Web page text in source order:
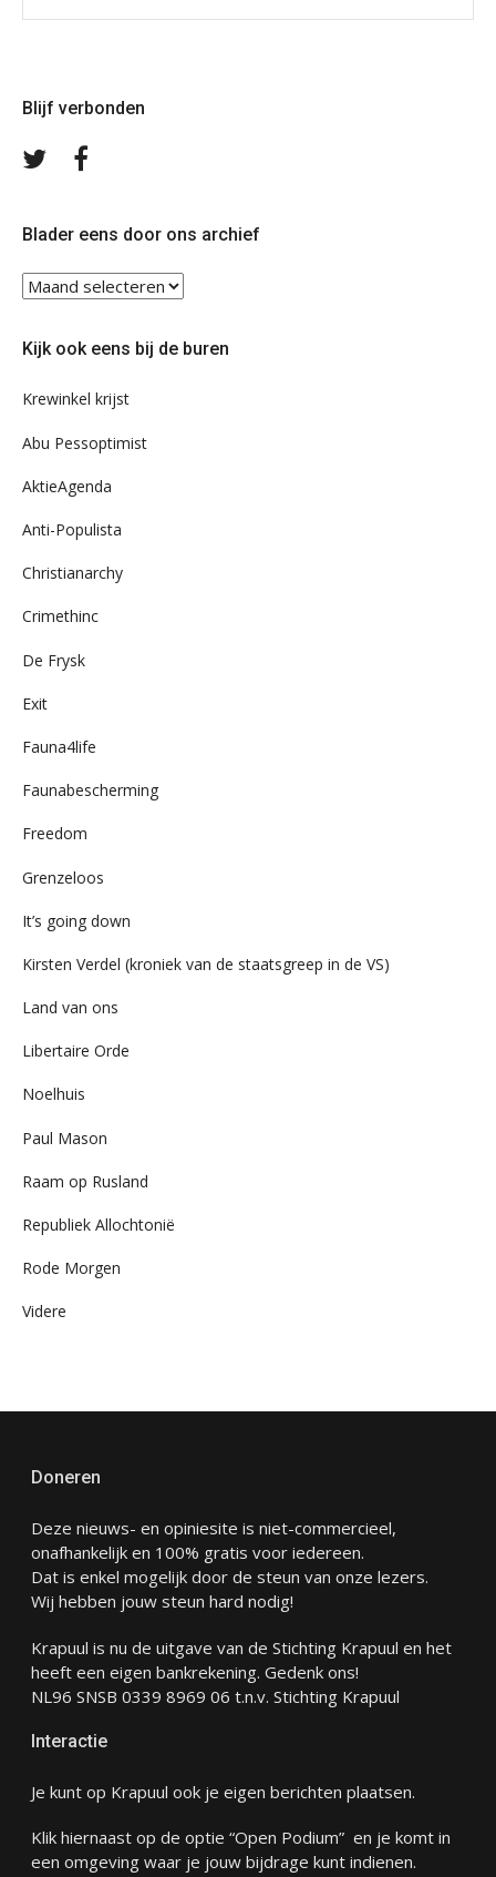
Blijf verbonden
Volg
Blader eens door ons archief
Blader
ons
Kijk ook eens bij de buren
Krewinkel krijst
Abu Pessoptimist
AktieAgenda
Anti-Populista
Christianarchy
Crimethinc
De Frysk
Exit
Fauna4life
Faunabescherming
Freedom
Grenzeloos
It’s going down
Kirsten Verdel (kroniek van de staatsgreep in de VS)
Land van ons
Libertaire Orde
Noelhuis
Paul Mason
Raam op Rusland
Republiek Allochtonië
Rode Morgen
Videre
Doneren
Deze nieuws- en opiniesite is niet-commercieel,
onafhankelijk en 100% gratis voor iedereen.
Dat is enkel mogelijk door de steun van onze lezers.
Wij hebben jouw steun hard nodig!
Krapuul is nu de uitgave van de Stichting Krapuul en het
heeft een eigen bankrekening. Gedenk ons!
NL96 SNSB 0339 8969 06 t.n.v. Stichting Krapuul
Interactie
Je kunt op Krapuul ook je eigen berichten plaatsen.
Klik hiernaast op de optie “Open Podium” en je komt in
een omgeving waar je jouw bijdrage kunt indienen.